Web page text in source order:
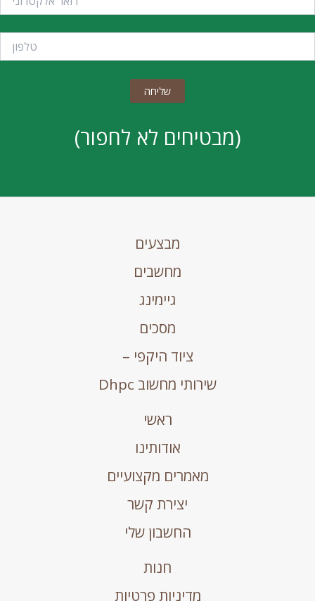
(מבטיחים לא לחפור)
מבצעים
מחשבים
גיימינג
מסכים
ציוד היקפי –
שירותי מחשוב Dhpc
ראשי
אודותינו
מאמרים מקצועיים
יצירת קשר
החשבון שלי
חנות
מדיניות פרטיות